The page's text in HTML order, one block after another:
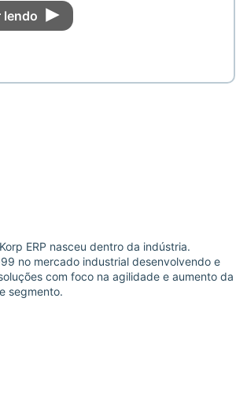
lendo
ERP nasceu dentro da indústria.
no mercado industrial desenvolvendo e
com foco na agilidade e aumento da
segmento.